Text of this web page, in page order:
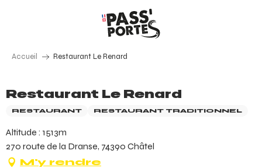
Accueil Restaurant Le Renard
Restaurant Le Renard
RESTAURANT RESTAURANT TRADITIONNEL
Altitude : 1513m
270 route de la Dranse, 74390 Châtel
M'y rendre